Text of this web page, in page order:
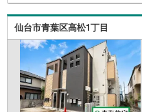
店舗ではキッズスペ
是非お越しください
水曜日※店舗により
で、どうぞお気軽に
仙台市青葉区高松1丁目